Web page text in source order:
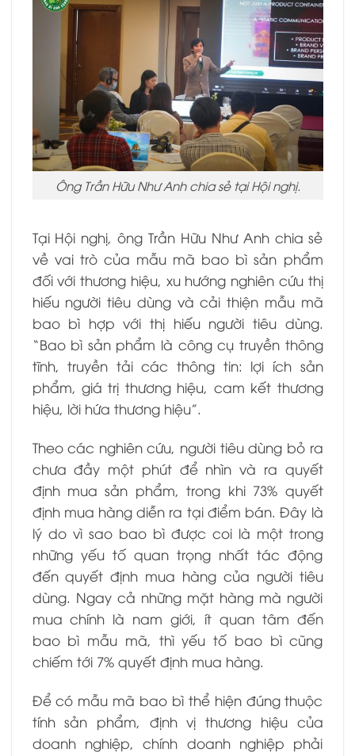
Ông Trần Hữu Như Anh chia sẻ tại Hội nghị.
Tại Hội nghị, ông Trần Hữu Như Anh chia sẻ
về vai trò của mẫu mã bao bì sản phẩm
đối với thương hiệu, xu hướng nghiên cứu thị
hiếu người tiêu dùng và cải thiện mẫu mã
bao bì hợp với thị hiếu người tiêu dùng.
“Bao bì sản phẩm là công cụ truyền thông
tĩnh, truyền tải các thông tin: lợi ích sản
phẩm, giá trị thương hiệu, cam kết thương
hiệu, lời hứa thương hiệu”.
Theo các nghiên cứu, người tiêu dùng bỏ ra
chưa đầy một phút để nhìn và ra quyết
định mua sản phẩm, trong khi 73% quyết
định mua hàng diễn ra tại điểm bán. Đây là
lý do vì sao bao bì được coi là một trong
những yếu tố quan trọng nhất tác động
đến quyết định mua hàng của người tiêu
dùng. Ngay cả những mặt hàng mà người
mua chính là nam giới, ít quan tâm đến
bao bì mẫu mã, thì yếu tố bao bì cũng
chiếm tới 7% quyết định mua hàng.
Để có mẫu mã bao bì thể hiện đúng thuộc
tính sản phẩm, định vị thương hiệu của
doanh nghiệp, chính doanh nghiệp phải